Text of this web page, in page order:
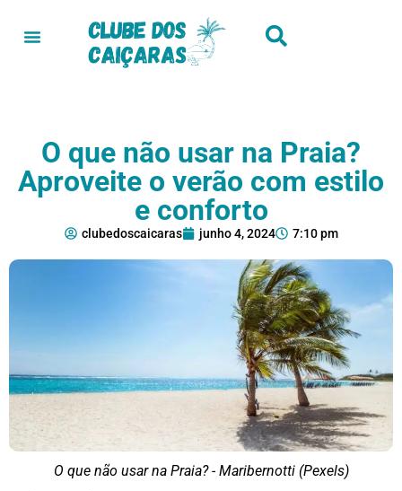
O que não usar na Praia?
Aproveite o verão com estilo
e conforto
clubedoscaicaras junho 4, 2024 7:10 pm
O que não usar na Praia? - Maribernotti (Pexels)